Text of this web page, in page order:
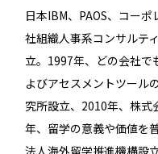
日本IBM、PAOS、コー
社組織人事系コンサルテ
立。1997年、どの会社で
よびアセスメントツール
究所設立、2010年、株式
年、留学の意義や価値を
法人海外留学推進機構設立